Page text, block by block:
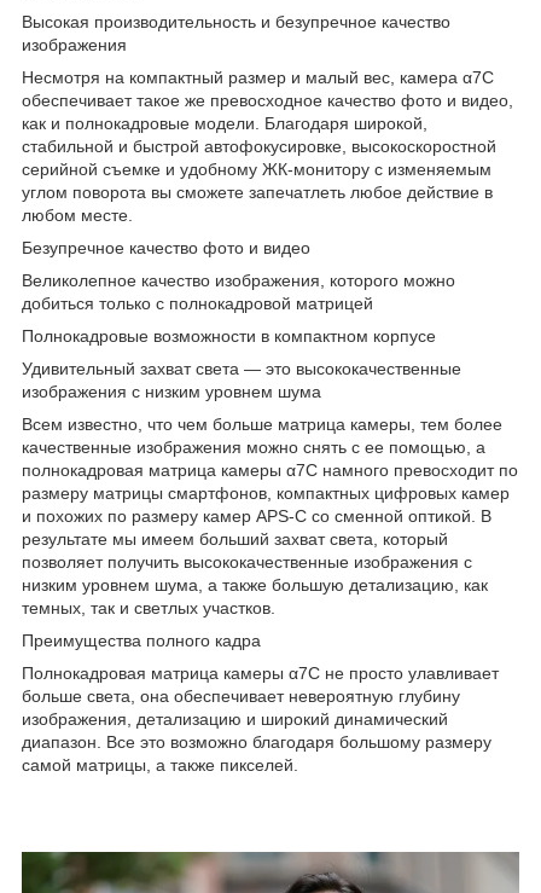
Высокая производительность и безупречное качество
изображения
Несмотря на компактный размер и малый вес, камера α7C
обеспечивает такое же превосходное качество фото и видео,
как и полнокадровые модели. Благодаря широкой,
стабильной и быстрой автофокусировке, высокоскоростной
серийной съемке и удобному ЖК-монитору с изменяемым
углом поворота вы сможете запечатлеть любое действие в
любом месте.
Безупречное качество фото и видео
Великолепное качество изображения, которого можно
добиться только с полнокадровой матрицей
Полнокадровые возможности в компактном корпусе
Удивительный захват света — это высококачественные
изображения с низким уровнем шума
Всем известно, что чем больше матрица камеры, тем более
качественные изображения можно снять с ее помощью, а
полнокадровая матрица камеры α7C намного превосходит по
размеру матрицы смартфонов, компактных цифровых камер
и похожих по размеру камер APS-C со сменной оптикой. В
результате мы имеем больший захват света, который
позволяет получить высококачественные изображения с
низким уровнем шума, а также большую детализацию, как
темных, так и светлых участков.
Преимущества полного кадра
Полнокадровая матрица камеры α7C не просто улавливает
больше света, она обеспечивает невероятную глубину
изображения, детализацию и широкий динамический
диапазон. Все это возможно благодаря большому размеру
самой матрицы, а также пикселей.